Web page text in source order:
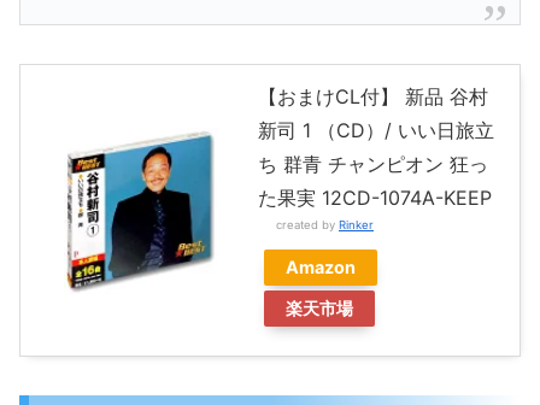
【おまけCL付】 新品 谷村
新司 1 （CD）/ いい日旅立
ち 群青 チャンピオン 狂っ
た果実 12CD-1074A-KEEP
created by Rinker
Amazon
楽天市場